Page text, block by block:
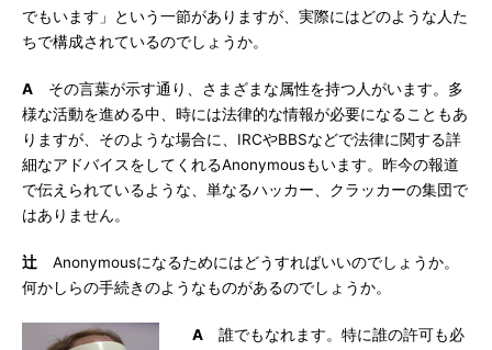
でもいます」という一節がありますが、実際にはどのような人た
ちで構成されているのでしょうか。
A その言葉が示す通り、さまざまな属性を持つ人がいます。多
様な活動を進める中、時には法律的な情報が必要になることもあ
りますが、そのような場合に、IRCやBBSなどで法律に関する詳
細なアドバイスをしてくれるAnonymousもいます。昨今の報道
で伝えられているような、単なるハッカー、クラッカーの集団で
はありません。
辻 Anonymousになるためにはどうすればいいのでしょうか。
何かしらの手続きのようなものがあるのでしょうか。
A 誰でもなれます。特に誰の許可も必